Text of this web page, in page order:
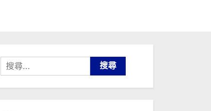
搜
尋
關